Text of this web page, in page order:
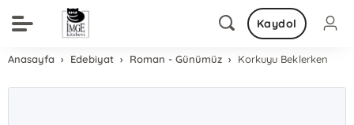
Kaydol
Anasayfa Edebiyat Roman - Günümüz Korkuyu Beklerken